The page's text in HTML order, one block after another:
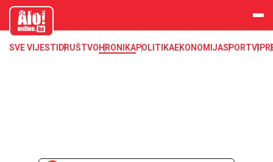
aloonline.b
SVE VIJESTI DRUŠTVOHRONIKAPOLITIKAEKONOMIJASPORTVIP